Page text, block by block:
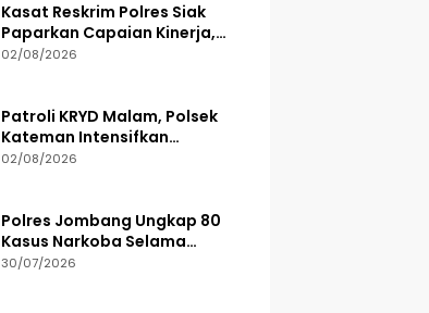
Kasat Reskrim Polres Siak
Paparkan Capaian Kinerja,
Tegaskan Siap Terima Kritik
02/08/2026
Patroli KRYD Malam, Polsek
Kateman Intensifkan
Pengamanan Balap Liar
02/08/2026
Polres Jombang Ungkap 80
Kasus Narkoba Selama
Semester I 2026, 113 Tersangka
30/07/2026